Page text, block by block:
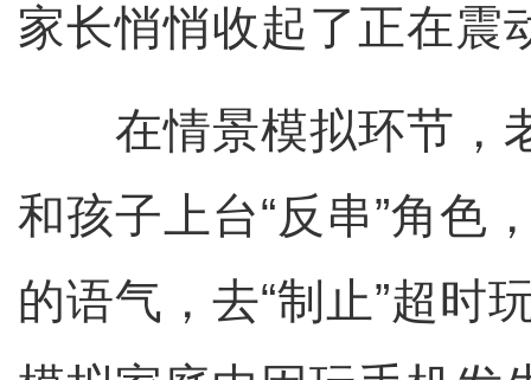
家长悄悄收起了正在震
在情景模拟环节，
和孩子上台“反串”角色
的语气，去“制止”超时